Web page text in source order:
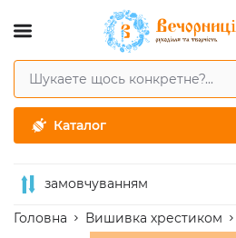
Каталог
замовчуванням
Головна Вишивка хрестиком